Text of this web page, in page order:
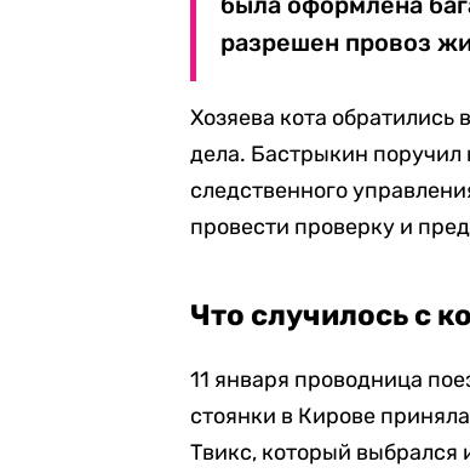
разрешен провоз
Хозяева кота обратились
дела. Бастрыкин поручил
следственного
провести проверку и
Что случилось с
11 января проводница
стоянки в Кирове
Твикс, который выбрался